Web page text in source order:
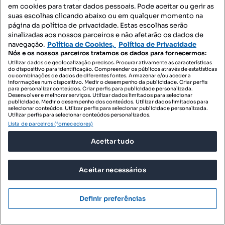
145 000 €906,25 €/m²
Loja Bairro de Santa Eugénia
Viseu, Viseu, Viseu
Preço por metro quadrado
160 m²
Destacado
Santa Lúcia
Profissional
em cookies para tratar dados pessoais. Pode aceitar ou gerir as
suas escolhas clicando abaixo ou em qualquer momento na
página da política de privacidade. Estas escolhas serão
sinalizadas aos nossos parceiros e não afetarão os dados de
navegação. Política de Cookies, Política de Privacidade
Nós e os nossos parceiros tratamos os dados para fornecermos:
Utilizar dados de geolocalização precisos. Procurar ativamente as características
do dispositivo para identificação. Compreender os públicos através de estatísticas
ou combinações de dados de diferentes fontes. Armazenar e/ou aceder a
informações num dispositivo. Medir o desempenho da publicidade. Criar perfis
para personalizar conteúdos. Criar perfis para publicidade personalizada.
Desenvolver e melhorar serviços. Utilizar dados limitados para selecionar
publicidade. Medir o desempenho dos conteúdos. Utilizar dados limitados para
selecionar conteúdos. Utilizar perfis para selecionar publicidade personalizada.
Utilizar perfis para selecionar conteúdos personalizados.
Lista de parceiros (fornecedores)
Aceitar tudo
Aceitar necessários
Definir preferências